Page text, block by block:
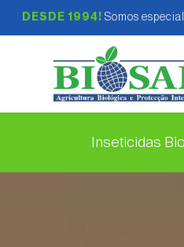
DESDE 1994! Somos
Inseticidas